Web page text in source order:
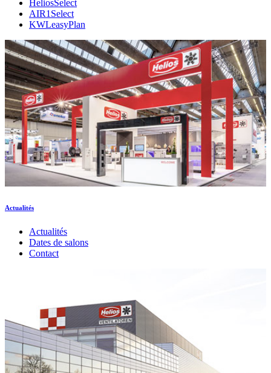
HeliosSelect
AIR1Select
KWLeasyPlan
Actualités
Actualités
Dates de salons
Contact